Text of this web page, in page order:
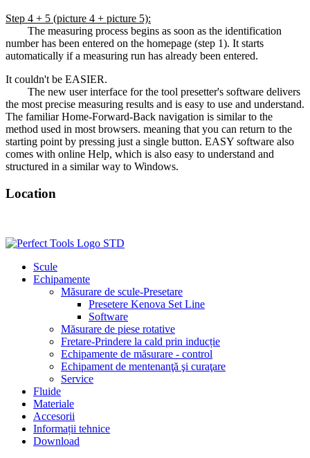
Step 4 + 5 (picture 4 + picture 5):
The measuring process begins as soon as the identification
number has been entered on the homepage (step 1). It starts
automatically if a measuring run has already been entered.
It couldn't be EASIER.
The new user interface for the tool presetter's software delivers
the most precise measuring results and is easy to use and understand.
The familiar Home-Forward-Back navigation is similar to the
method used in most browsers. meaning that you can return to the
starting point by pressing just a single button. EASY software also
comes with online Help, which is also easy to understand and
structured in a similar way to Windows.
Location
Scule
Echipamente
Măsurare de scule-Presetare
Presetere Kenova Set Line
Software
Măsurare de piese rotative
Fretare-Prindere la cald prin inducție
Echipamente de măsurare - control
Echipament de mentenanţă şi curaţare
Service
Fluide
Materiale
Accesorii
Informații tehnice
Download